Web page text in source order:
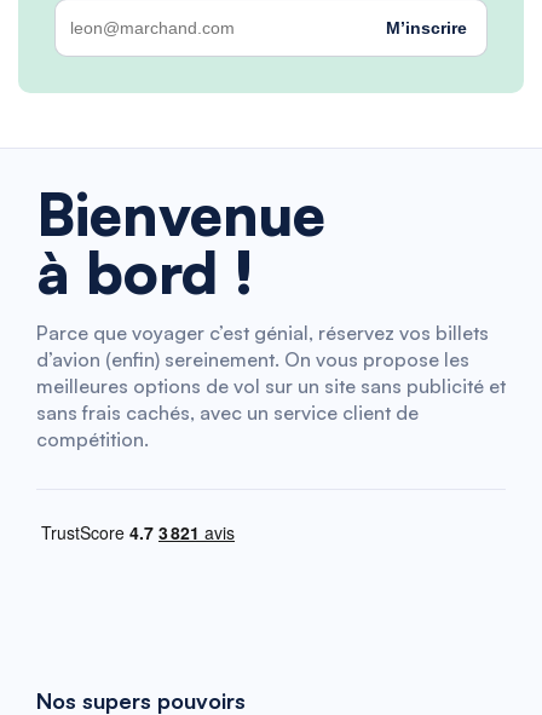
M’inscrire
Bienvenue
à bord !
Parce que voyager c’est génial, réservez vos billets
d’avion (enfin) sereinement. On vous propose les
meilleures options de vol sur un site sans publicité et
sans frais cachés, avec un service client de
compétition.
Nos supers pouvoirs